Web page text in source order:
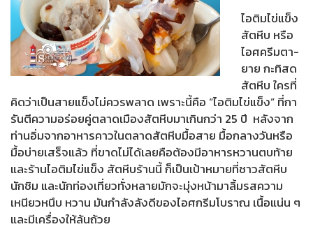
ไอติมไข่แข็ง
สัตหีบ หรือ
ไอศครีมตา-
ยาย กะทิสด
สัตหีบ ใครที่
คิดว่าเป็นสายแข็งไม่ควรพลาด เพราะนี้คือ “ไอติมไข่แข็ง” ที่กา
รันตีความอร่อยคู่ตลาดเมืองสัตหีบมาเกินกว่า 25 ปี หลังจาก
ท่านอิ่มจากอาหารคาวในตลาดสัตหีบมื้อสาย มื้อกลางวันหรือ
มื้อบ่ายเสร็จแล้ว ที่ขาดไม่ได้เลยคือต้องมีอาหารหวานตบท้าย
และร้านไอติมไข่แข็ง สัตหีบร้านนี้ ก็เป็นเป้าหมายที่ชาวสัตหีบ
นักชิม และนักท่องเที่ยวทั่งหลายมักจะมุ่งหน้ามาลิ้มรสความ
เหนียวหนึบ หวาน มันกำลังลังดีของไอศกรีมโบราณ เนื้อแน่น ๆ
และมีเครื่องให้ล้นถ้วย